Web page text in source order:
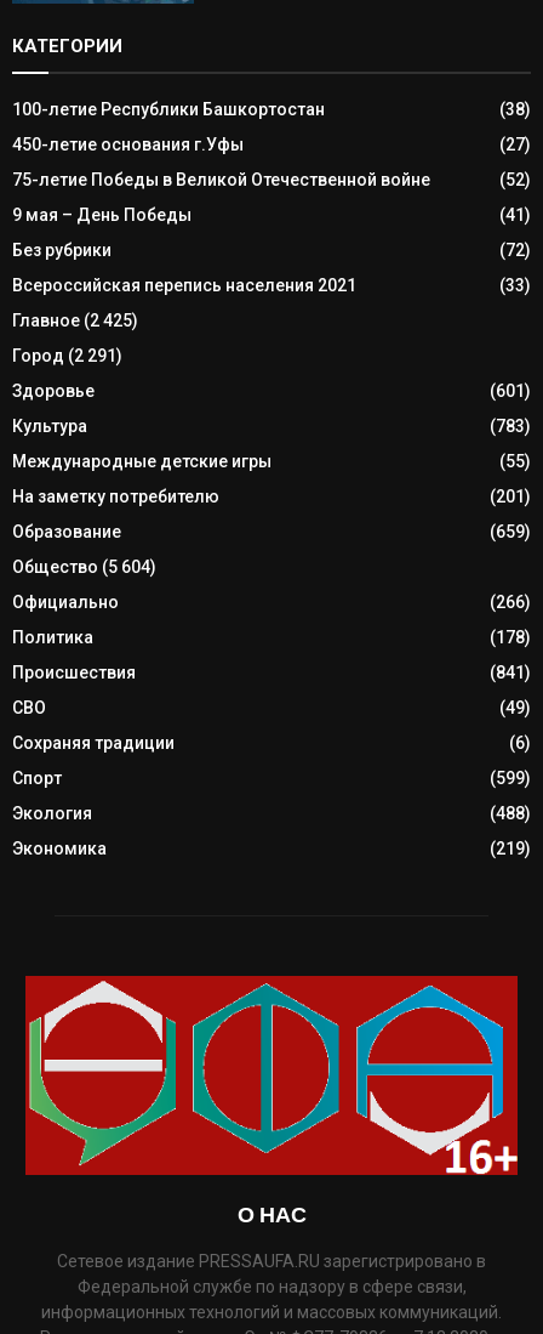
КАТЕГОРИИ
100-летие Республики Башкортостан
(38)
450-летие основания г.Уфы
(27)
75-летие Победы в Великой Отечественной войне
(52)
9 мая – День Победы
(41)
Без рубрики
(72)
Всероссийская перепись населения 2021
(33)
Главное (2 425)
Город (2 291)
Здоровье
(601)
Культура
(783)
Международные детские игры
(55)
На заметку потребителю
(201)
Образование
(659)
Общество (5 604)
Официально
(266)
Политика
(178)
Происшествия
(841)
СВО
(49)
Сохраняя традиции
(6)
Спорт
(599)
Экология
(488)
Экономика
(219)
О НАС
Сетевое издание PRESSAUFA.RU зарегистрировано в
Федеральной службе по надзору в сфере связи,
информационных технологий и массовых коммуникаций.